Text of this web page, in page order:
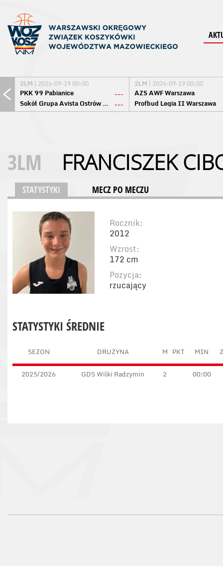
2LM | 2026-09-19 00:00
PKK 99 Pabianice
---
Sokół Grupa Avista Ostrów Maz. ---
2LM | 2026-09-19 00:00
AZS AWF Warszawa
Profbud Legia II Warszawa
3LM FRANCISZEK
STATYSTYKI MECZ PO MECZU
Rocznik:
2012
Wzrost:
172 cm
Pozycja:
rzucający
STATYSTYKI ŚREDNIE
SEZON DRUŻYNA M PKT MIN
2025/2026 GDS Wilki Radzymin 2 00:00